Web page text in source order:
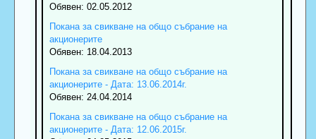
Обявен: 02.05.2012
Покана за свикване на общо събрание на
акционерите
Обявен: 18.04.2013
Покана за свикване на общо събрание на
акционерите - Дата: 13.06.2014г.
Обявен: 24.04.2014
Покана за свикване на общо събрание на
акционерите - Дата: 12.06.2015г.